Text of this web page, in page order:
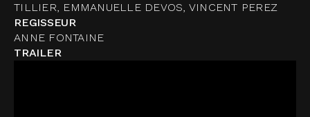
TILLIER, EMMANUELLE DEVOS, VINCENT PEREZ
REGISSEUR
ANNE FONTAINE
TRAILER